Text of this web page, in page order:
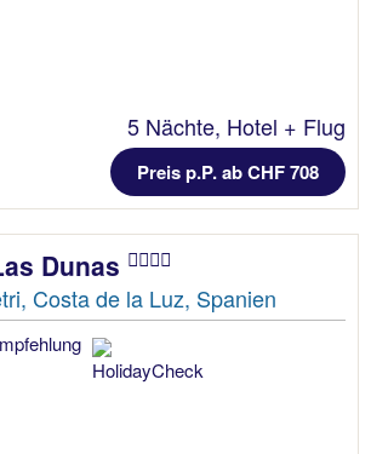
5 Nächte, Hotel + Flug
Preis p.P. ab CHF 708
Dunas
Costa de la Luz, Spanien